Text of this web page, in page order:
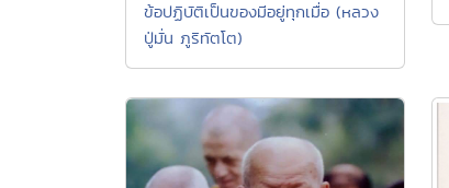
ข้อปฏิบัติเป็นของมีอยู่ทุกเมื่อ (หลวง
ปู่มั่น ภูริทัตโต)